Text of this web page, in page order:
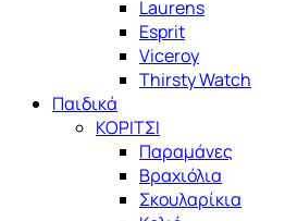
Laurens
Esprit
Viceroy
Thirsty Watch
Παιδικά
ΚΟΡΙΤΣΙ
Παραμάνες
Βραχιόλια
Σκουλαρίκια